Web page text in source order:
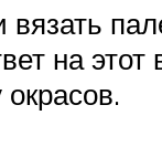
на этот